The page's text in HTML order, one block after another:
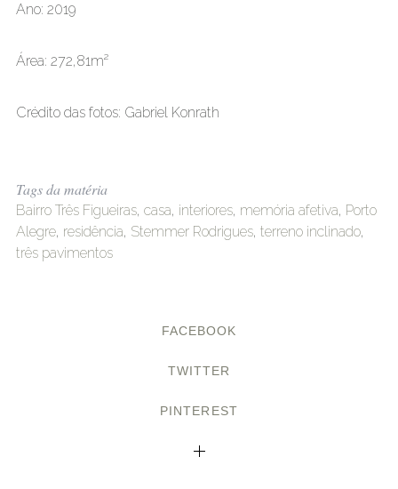
Ano: 2019
Área: 272,81m²
Crédito das fotos: Gabriel Konrath
Tags da matéria
Bairro Três Figueiras, casa, interiores, memória afetiva, Porto
Alegre, residência, Stemmer Rodrigues, terreno inclinado,
três pavimentos
FACEBOOK
TWITTER
PINTEREST